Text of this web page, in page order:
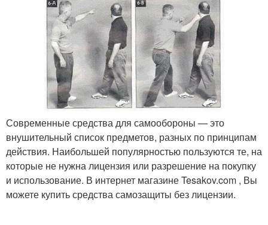
Современные средства для самообороны — это
внушительный список предметов, разных по принципам
действия. Наибольшей популярностью пользуются те, на
которые не нужна лицензия или разрешение на покупку
и использование. В интернет магазине Tesakov.com , Вы
можете купить средства самозащиты без лицензии.